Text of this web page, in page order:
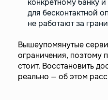
конкретному банку
для бесконтактной
не работают за
Вышеупомянутые
ограничения, поэтому
стоит. Восстановить
реально — об этом